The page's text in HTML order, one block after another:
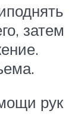
затем
рук